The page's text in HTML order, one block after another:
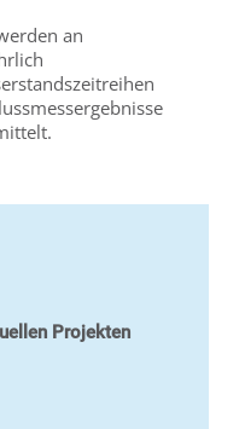
an
Projekten